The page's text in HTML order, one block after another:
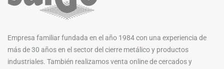
Empresa familiar fundada en el año 1984 con una experiencia de
más de 30 años en el sector del cierre metálico y productos
industriales. También realizamos venta online de cercados y